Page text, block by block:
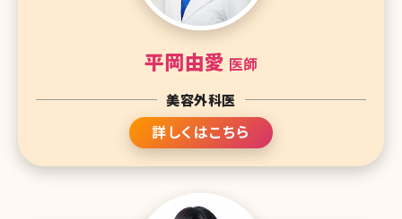
平岡由愛 医師
美容外科医
詳しくはこちら